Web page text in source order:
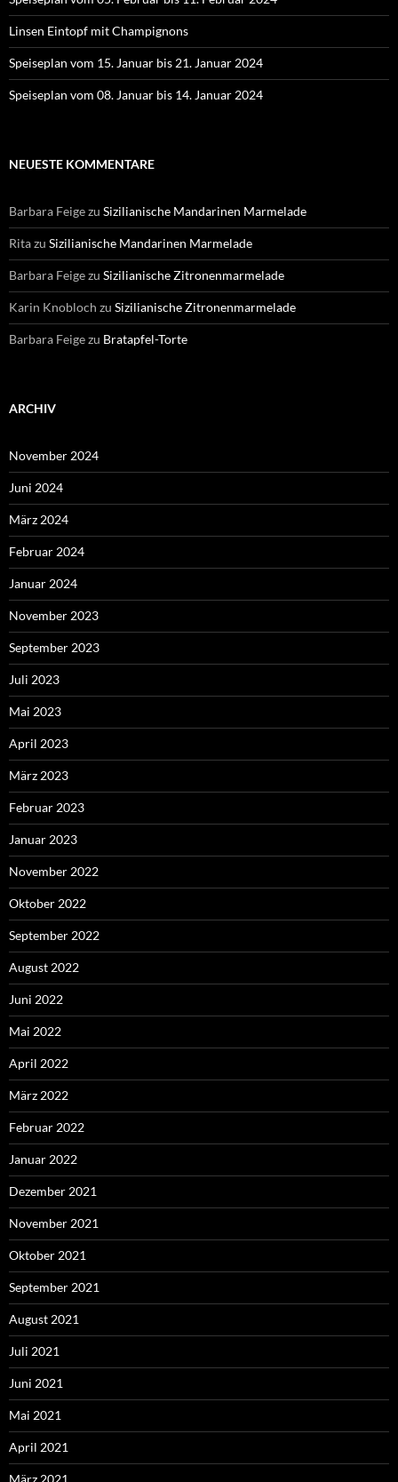
Linsen Eintopf mit Champignons
Speiseplan vom 15. Januar bis 21. Januar 2024
Speiseplan vom 08. Januar bis 14. Januar 2024
NEUESTE KOMMENTARE
Barbara Feigezu Sizilianische Mandarinen Marmelade
Ritazu Sizilianische Mandarinen Marmelade
Barbara Feigezu Sizilianische Zitronenmarmelade
Karin Knobloch zu Sizilianische Zitronenmarmelade
Barbara Feigezu Bratapfel-Torte
ARCHIV
November 2024
Juni 2024
März 2024
Februar 2024
Januar 2024
November 2023
September 2023
Juli 2023
Mai 2023
April 2023
März 2023
Februar 2023
Januar 2023
November 2022
Oktober 2022
September 2022
August 2022
Juni 2022
Mai 2022
April 2022
März 2022
Februar 2022
Januar 2022
Dezember 2021
November 2021
Oktober 2021
September 2021
August 2021
Juli 2021
Juni 2021
Mai 2021
April 2021
März 2021